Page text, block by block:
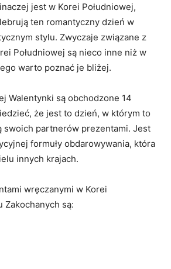
jest ​w Korei Południowej,
⁢ten romantyczny dzień w
stylu. Zwyczaje⁣ związane z
Południowej są nieco inne niż w
warto ⁢poznać je​ bliżej.
Walentynki są‍ obchodzone 14
że jest to dzień, w którym to
swoich partnerów‍ prezentami. Jest
formuły obdarowywania, która
innych krajach.
wręczanymi w Korei
⁤Zakochanych są: